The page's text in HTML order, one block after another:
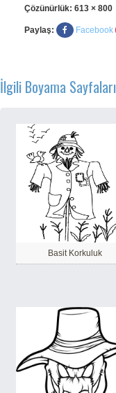
Çözünürlük: 613 × 800
Paylaş: Facebook
İlgili Boyama Sayfaları
Basit Korkuluk